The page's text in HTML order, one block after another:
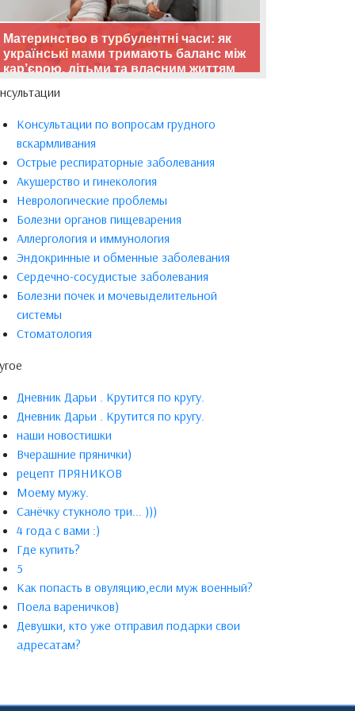
Материнство в турбулентні часи: як
українські мами тримають баланс між
кар’єрою, дітьми та власним життям
Консультации по вопросам грудного
вскармливания
Острые респираторные заболевания
Акушерство и гинекология
Неврологические проблемы
Болезни органов пищеварения
Аллергология и иммунология
Эндокринные и обменные заболевания
Сердечно-сосудистые заболевания
Болезни почек и мочевыделительной
системы
Стоматология
Дневник Дарьи . Крутится по кругу.
Дневник Дарьи . Крутится по кругу.
наши новостишки
Вчерашние прянички)
рецепт ПРЯНИКОВ
Моему мужу.
Санёчку стукноло три... )))
4 года с вами :)
Где купить?
5
Как попасть в овуляцию,если муж военный?
Поела вареничков)
Девушки, кто уже отправил подарки свои
адресатам?